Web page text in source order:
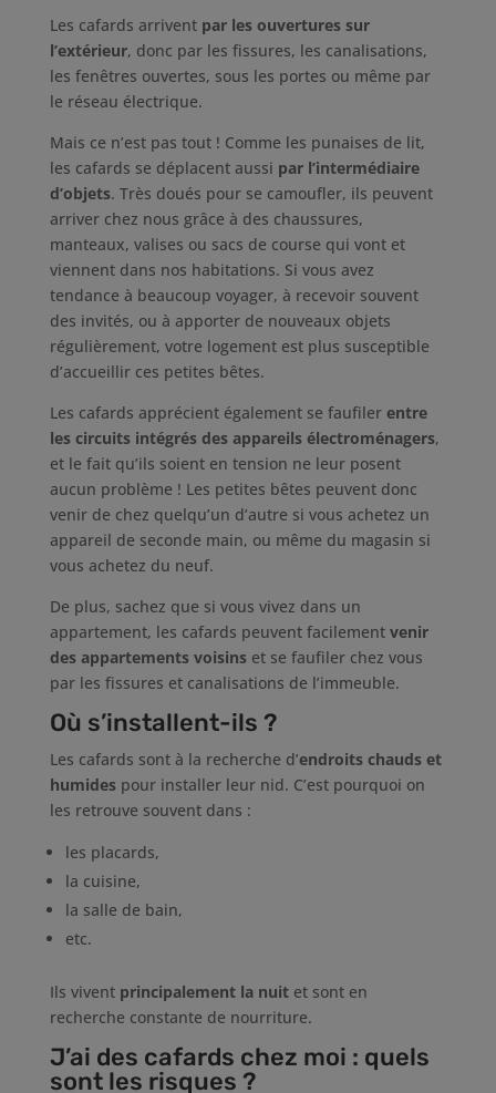
Les cafards arriventpar les ouvertures sur
l’extérieur, donc par les fissures, les canalisations,
les fenêtres ouvertes, sous les portes ou même par
le réseau électrique.
Mais ce n’est pas tout ! Comme les punaises de lit,
les cafards se déplacent aussi par l’intermédiaire
d’objets. Très doués pour se camoufler, ils peuvent
arriver chez nous grâce à des chaussures,
manteaux, valises ou sacs de course qui vont et
viennent dans nos habitations. Si vous avez
tendance à beaucoup voyager, à recevoir souvent
des invités, ou à apporter de nouveaux objets
régulièrement, votre logement est plus susceptible
d’accueillir ces petites bêtes.
Les cafards apprécient également se faufilerentre
les circuits intégrés des appareils électroménagers,
et le fait qu’ils soient en tension ne leur posent
aucun problème ! Les petites bêtes peuvent donc
venir de chez quelqu’un d’autre si vous achetez un
appareil de seconde main, ou même du magasin si
vous achetez du neuf.
De plus, sachez que si vous vivez dans un
appartement, les cafards peuvent facilement venir
des appartements voisinset se faufiler chez vous
par les fissures et canalisations de l’immeuble.
Où s’installent-ils ?
Les cafards sont à la recherche d’endroits chauds et
humidespour installer leur nid. C’est pourquoi on
les retrouve souvent dans :
les placards,
la cuisine,
la salle de bain,
etc.
Ils viventprincipalement la nuit et sont en
recherche constante de nourriture.
J’ai des cafards chez moi : quels
sont les risques ?